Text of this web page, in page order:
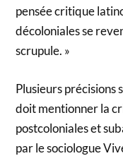
pensée critique
décoloniales se
scrupule. »
Plusieurs précisions
doit mentionner la
postcoloniales et
par le sociologue